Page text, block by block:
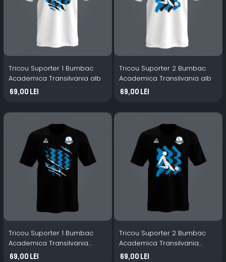
Tricou Suporter 1 Bumbac
Academica Transilvania alb
69,00 Lei
Tricou Suporter 2 Bumbac
Academica Transilvania alb
69,00 Lei
Tricou Suporter 1 Bumbac
Academica Transilvania
negru
69,00 Lei
Tricou Suporter 2 Bumbac
Academica Transilvania
negru
69,00 Lei